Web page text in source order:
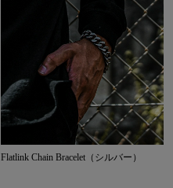
Flatlink Chain Bracelet（シルバー）